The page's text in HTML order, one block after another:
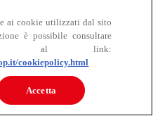
ai cookie utilizzati dal sito
è possibile consultare
al link:
cookiepolicy.html
Accetta